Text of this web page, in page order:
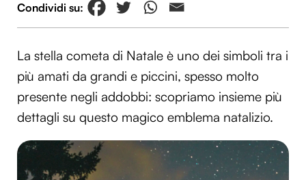
La stella cometa di Natale è uno dei simboli tra i
più amati da grandi e piccini, spesso molto
presente negli addobbi: scopriamo insieme più
dettagli su questo magico emblema natalizio.